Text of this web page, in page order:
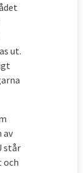
på EU:s
visar
ut.
av
står
och